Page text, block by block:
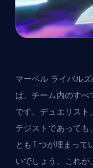
マーベル ライバル
は、チーム内のす
です。デュエリスト
テジストであっても
とも 1 つが埋まっ
いでしょう。これが